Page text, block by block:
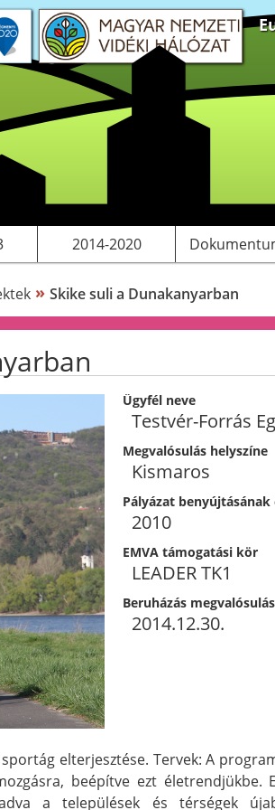
2014-2020
» Skike suli a Dunakanyarban
Ügyfél neve
Testvér-Forrás
Megvalósulás helyszíne
Kismaros
Pályázat benyújtásának
2010
EMVA támogatási kör
LEADER TK1
Beruházás
2014.12.30.
elterjesztése. Tervek: A
beépítve ezt életrendjükbe.
a települések és térségek
pályázatok, kiadványok Működési
LEADER